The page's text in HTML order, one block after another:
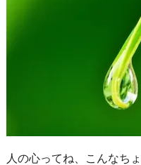
人の心ってね、こんなち